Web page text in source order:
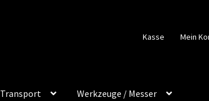
Kasse Mein
Transport Werkzeuge / Messer